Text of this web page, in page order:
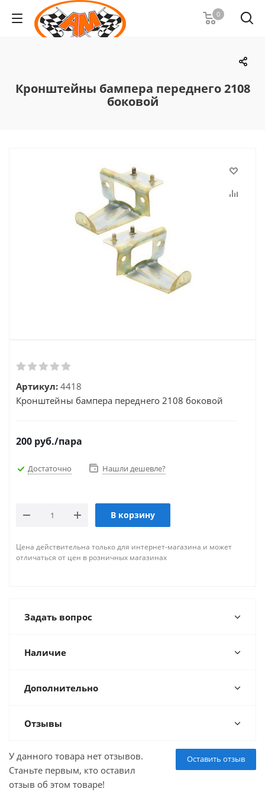
0
Кронштейны бампера переднего 2108
боковой
Артикул: 4418
Кронштейны бампера переднего 2108 боковой
200 руб./пара
Достаточно Нашли дешевле?
В корзину
Цена действительна только для интернет-магазина и может
отличаться от цен в розничных магазинах
Задать вопрос
Наличие
Дополнительно
Отзывы
Оставить отзыв
У данного товара нет отзывов.
Станьте первым, кто оставил
отзыв об этом товаре!